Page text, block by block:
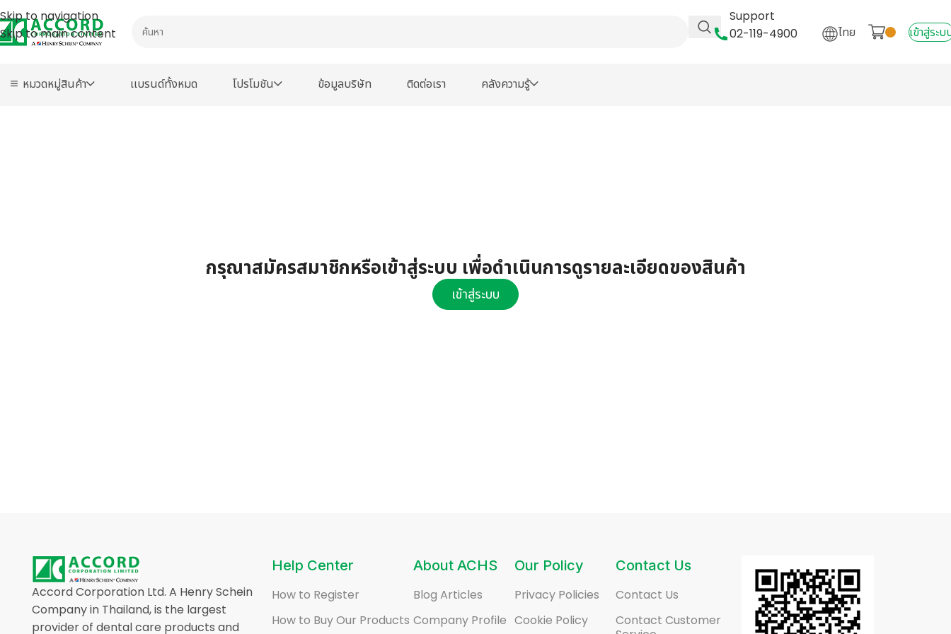
Skip to navigation
Skip to main content
Support
02-119-4900
ไทย เข้าสู่ระบ
หมวดหมู่สินค้า เเบรนด์ทั้งหมด โปรโมชัน ข้อมูลบริษัท ติดต่อเรา คลังความรู้
กรุณาสมัครสมาชิกหรือเข้าสู่ระบบ เพื่อดำเนินการดูรายละเอียดของสินค้า
เข้าสู่ระบบ
Accord Corporation Ltd. A Henry Schein
Company in Thailand, is the largest
provider of dental care products and
Help Center
How to Register
How to Buy Our Products
About ACHS
Blog Articles
Company Profile
Our Policy
Privacy Policies
Cookie Policy
Contact Us
Contact Us
Contact Customer